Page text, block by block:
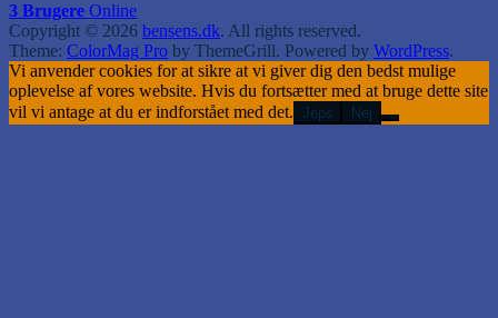
3 Brugere Online
Copyright © 2026 bensens.dk. All rights reserved.
Theme: ColorMag Pro by ThemeGrill. Powered by WordPress.
Vi anvender cookies for at sikre at vi giver dig den bedst mulige
oplevelse af vores website. Hvis du fortsætter med at bruge dette site
vil vi antage at du er indforstået med det. Jeps Nej